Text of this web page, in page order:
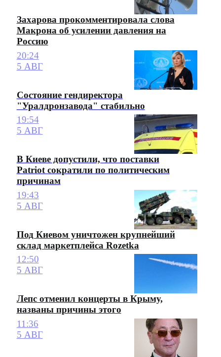
Захарова прокомментировала слова
Макрона об усилении давления на
Россию
20:24
5 АВГ
Состояние гендиректора
"Уралдронзавода" стабильно
19:54
5 АВГ
В Киеве допустили, что поставки
Patriot сократили по политическим
причинам
19:43
5 АВГ
Под Киевом уничтожен крупнейший
склад маркетплейса Rozetka
12:50
5 АВГ
Лепс отменил концерты в Крыму,
названы причины этого
11:36
5 АВГ